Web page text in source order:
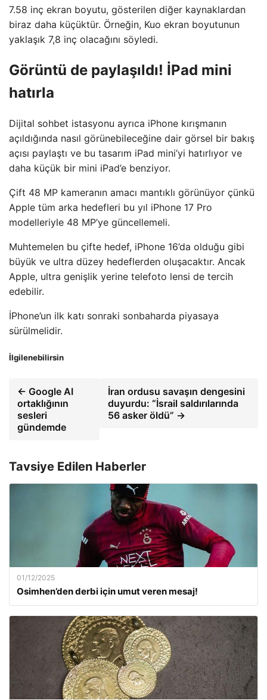
7.58 inç ekran boyutu, gösterilen diğer kaynaklardan
biraz daha küçüktür. Örneğin, Kuo ekran boyutunun
yaklaşık 7,8 inç olacağını söyledi.
Görüntü de paylaşıldı! İPad mini
hatırla
Dijital sohbet istasyonu ayrıca iPhone kırışmanın
açıldığında nasıl görünebileceğine dair görsel bir bakış
açısı paylaştı ve bu tasarım iPad mini’yi hatırlıyor ve
daha küçük bir mini iPad’e benziyor.
Çift 48 MP kameranın amacı mantıklı görünüyor çünkü
Apple tüm arka hedefleri bu yıl iPhone 17 Pro
modelleriyle 48 MP’ye güncellemeli.
Muhtemelen bu çifte hedef, iPhone 16’da olduğu gibi
büyük ve ultra düzey hedeflerden oluşacaktır. Ancak
Apple, ultra genişlik yerine telefoto lensi de tercih
edebilir.
İPhone’un ilk katı sonraki sonbaharda piyasaya
sürülmelidir.
İlgilenebilirsin
← Google AI
ortaklığının
sesleri
gündemde
İran ordusu savaşın dengesini
duyurdu: “İsrail saldırılarında
56 asker öldü” →
Tavsiye Edilen Haberler
01/12/2025
Osimhen’den derbi için umut veren mesaj!